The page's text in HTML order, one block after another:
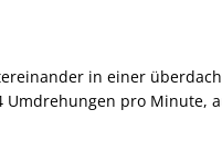
in einer
Umdrehungen pro Minute,